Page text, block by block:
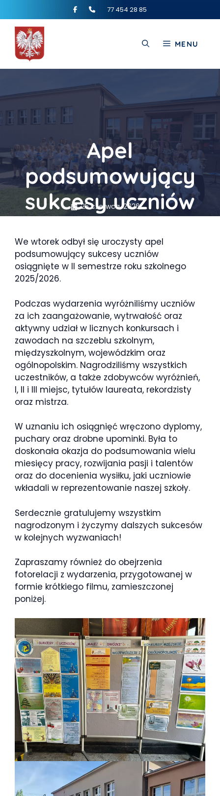
77 454 28 85
MENU
Apel
podsumowujący
sukcesy uczniów
roku szkolnego
2025/2026
25 czerwca, 2026
We wtorek odbył się uroczysty apel
podsumowujący sukcesy uczniów
osiągnięte w II semestrze roku szkolnego
2025/2026.
Podczas wydarzenia wyróżniliśmy uczniów
za ich zaangażowanie, wytrwałość oraz
aktywny udział w licznych konkursach i
zawodach na szczeblu szkolnym,
międzyszkolnym, wojewódzkim oraz
ogólnopolskim. Nagrodziliśmy wszystkich
uczestników, a także zdobywców wyróżnień,
I, II i III miejsc, tytułów laureata, rekordzisty
oraz mistrza.
W uznaniu ich osiągnięć wręczono dyplomy,
puchary oraz drobne upominki. Była to
doskonała okazja do podsumowania wielu
miesięcy pracy, rozwijania pasji i talentów
oraz do docenienia wysiłku, jaki uczniowie
wkładali w reprezentowanie naszej szkoły.
Serdecznie gratulujemy wszystkim
nagrodzonym i życzymy dalszych sukcesów
w kolejnych wyzwaniach!
Zapraszamy również do obejrzenia
fotorelacji z wydarzenia, przygotowanej w
formie krótkiego filmu, zamieszczonej
poniżej.